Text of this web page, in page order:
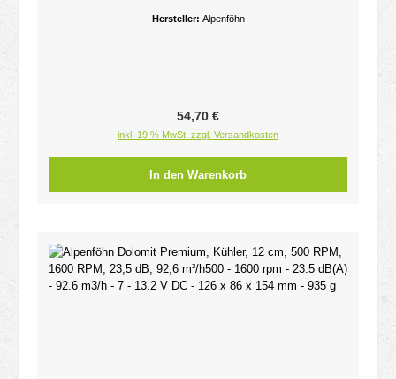
Hersteller: Alpenföhn
Regulärer Preis:
54,70 €
inkl. 19 % MwSt. zzgl. Versandkosten
In den Warenkorb